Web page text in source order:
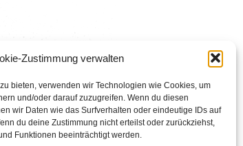
Zustimmung verwalten
bieten, verwenden wir Technologien wie Cookies, um
und/oder darauf zuzugreifen. Wenn du diesen
wir Daten wie das Surfverhalten oder eindeutige IDs auf
du deine Zustimmung nicht erteilst oder zurückziehst,
Funktionen beeinträchtigt werden.